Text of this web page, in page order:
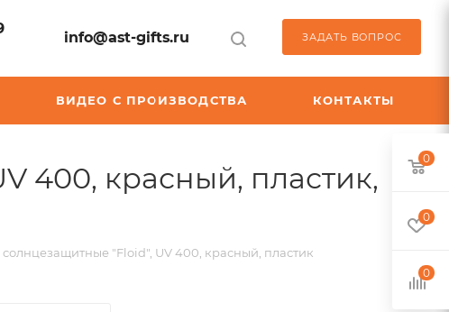
info@ast-gifts.ru ЗАДАТЬ ВОПРОС
ВИДЕО С ПРОИЗВОДСТВА КОНТАКТЫ
400, красный, пластик,
"Floid", UV 400, красный, пластик
0
0
0